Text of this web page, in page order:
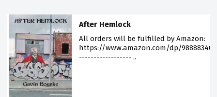
After Hemlock
All orders will be fulfilled by Amazon:
https://www.amazon.com/dp/
------------------ ..